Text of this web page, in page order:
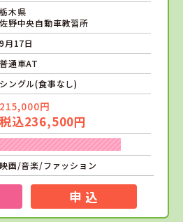
栃木県
佐野中央自動車教習所
9月17日
普通車AT
シングル(食事なし)
215,000円
税込236,500円
映画/音楽/ファッション
申 込